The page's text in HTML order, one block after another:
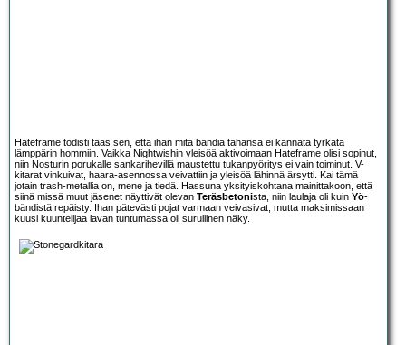
Hateframe todisti taas sen, että ihan mitä bändiä tahansa ei kannata tyrkätä
lämppärin hommiin. Vaikka Nightwishin yleisöä aktivoimaan Hateframe olisi sopinut,
niin Nosturin porukalle sankarihevillä maustettu tukanpyöritys ei vain toiminut. V-
kitarat vinkuivat, haara-asennossa veivattiin ja yleisöä lähinnä ärsytti. Kai tämä
jotain trash-metallia on, mene ja tiedä. Hassuna yksityiskohtana mainittakoon, että
siinä missä muut jäsenet näyttivät olevan Teräsbetonista, niin laulaja oli kuin Yö-
bändistä repäisty. Ihan pätevästi pojat varmaan veivasivat, mutta maksimissaan
kuusi kuuntelijaa lavan tuntumassa oli surullinen näky.